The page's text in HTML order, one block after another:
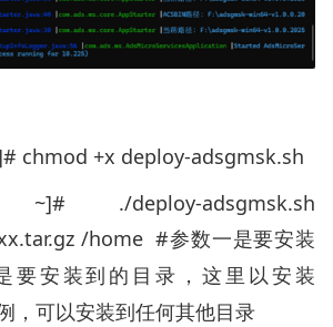
chmod +x deploy-adsgmsk.sh
~]# ./deploy-adsgmsk.sh
/home #参数一是要安装
要安装到的目录，这里以安装
，可以安装到任何其他目录